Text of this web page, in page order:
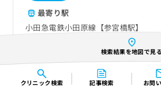
クリニック検索 記事検索 お問
最寄り駅
小田急電鉄小田原線【参宮橋駅】
南新宿駅
03-6300-0064
ホームページ
検索結果を地図で見る